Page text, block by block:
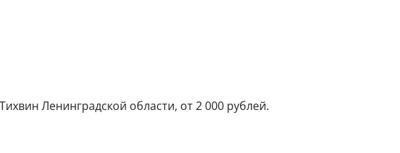
Ленинградской области, от 2 000 рублей.